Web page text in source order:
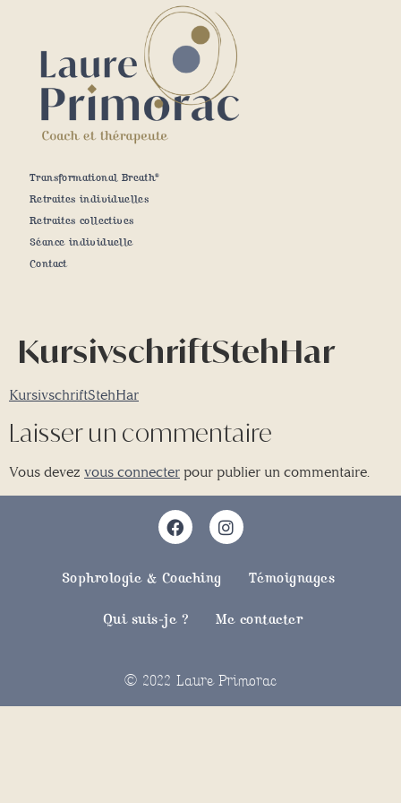
Transformational Breath®
Retraites individuelles
Retraites collectives
Séance individuelle
Contact
KursivschriftStehHar
KursivschriftStehHar
Laisser un commentaire
Vous devez vous connecter pour publier un commentaire.
Sophrologie & Coaching Témoignages
Qui suis-je ? Me contacter
© 2022 Laure Primorac